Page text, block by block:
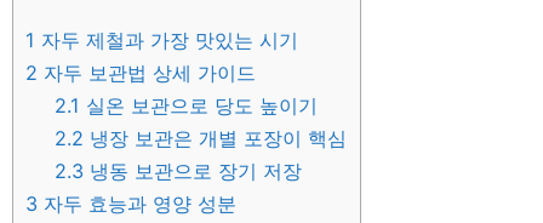
1 자두 제철과 가장 맛있는 시기
2 자두 보관법 상세 가이드
2.1 실온 보관으로 당도 높이기
2.2 냉장 보관은 개별 포장이 핵심
2.3 냉동 보관으로 장기 저장
3 자두 효능과 영양 성분